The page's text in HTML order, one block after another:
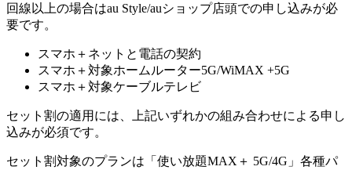
回線以上の場合はau Style/auショップ店頭での申し込みが必
要です。
スマホ＋ネットと電話の契約
スマホ＋対象ホームルーター5G/WiMAX +5G
スマホ＋対象ケーブルテレビ
セット割の適用には、上記いずれかの組み合わせによる申し
込みが必須です。
セット割対象のプランは「使い放題MAX＋ 5G/4G」各種パ